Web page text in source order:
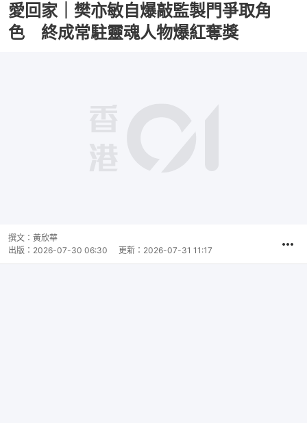
愛回家｜樊亦敏自爆敲監製門爭取角
色 終成常駐靈魂人物爆紅奪獎
片
撰文： 黃欣華
出版： 2026-07-30 06:30 更新： 2026-07-31 11:17